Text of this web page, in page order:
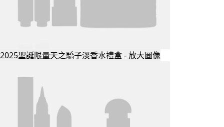
2025聖誕限量天之驕子淡香水禮盒 - 放大圖像